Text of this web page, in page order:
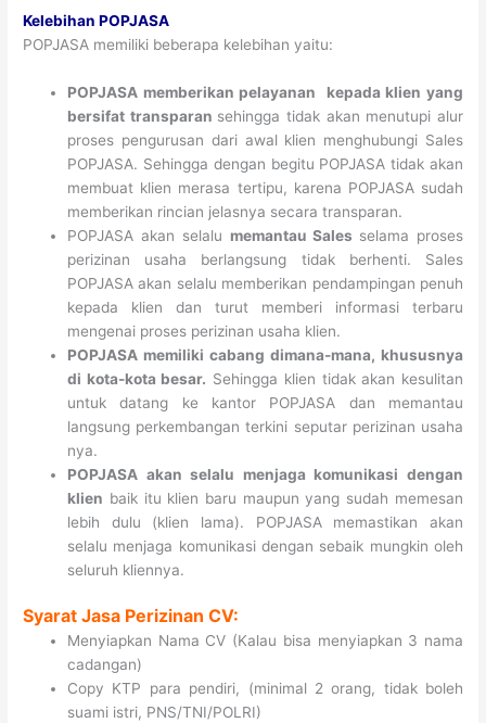
Kelebihan POPJASA
POPJASA memiliki beberapa kelebihan yaitu:
POPJASA memberikan pelayanan kepada klien yang
bersifat transparan sehingga tidak akan menutupi alur
proses pengurusan dari awal klien menghubungi Sales
POPJASA. Sehingga dengan begitu POPJASA tidak akan
membuat klien merasa tertipu, karena POPJASA sudah
memberikan rincian jelasnya secara transparan.
POPJASA akan selalu memantau Sales selama proses
perizinan usaha berlangsung tidak berhenti. Sales
POPJASA akan selalu memberikan pendampingan penuh
kepada klien dan turut memberi informasi terbaru
mengenai proses perizinan usaha klien.
POPJASA memiliki cabang dimana-mana, khususnya
di kota-kota besar. Sehingga klien tidak akan kesulitan
untuk datang ke kantor POPJASA dan memantau
langsung perkembangan terkini seputar perizinan usaha
nya.
POPJASA akan selalu menjaga komunikasi dengan
klien baik itu klien baru maupun yang sudah memesan
lebih dulu (klien lama). POPJASA memastikan akan
selalu menjaga komunikasi dengan sebaik mungkin oleh
seluruh kliennya.
Syarat Jasa Perizinan CV:
Menyiapkan Nama CV (Kalau bisa menyiapkan 3 nama
cadangan)
Copy KTP para pendiri, (minimal 2 orang, tidak boleh
suami istri, PNS/TNI/POLRI)